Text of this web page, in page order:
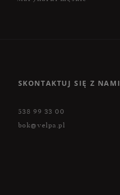
SKONTAKTUJ SIĘ Z NAMI
538 99 33 00
bok@velpa.pl